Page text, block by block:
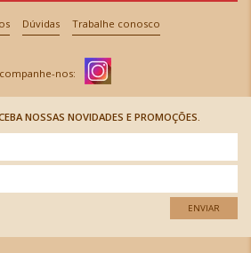
Dúvidas Trabalhe conosco
NOSSAS NOVIDADES E PROMOÇÕES.
ENVIAR